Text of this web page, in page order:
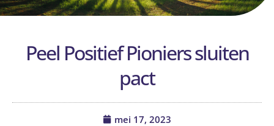
Peel Positief Pioniers sluiten
pact
mei 17, 2023